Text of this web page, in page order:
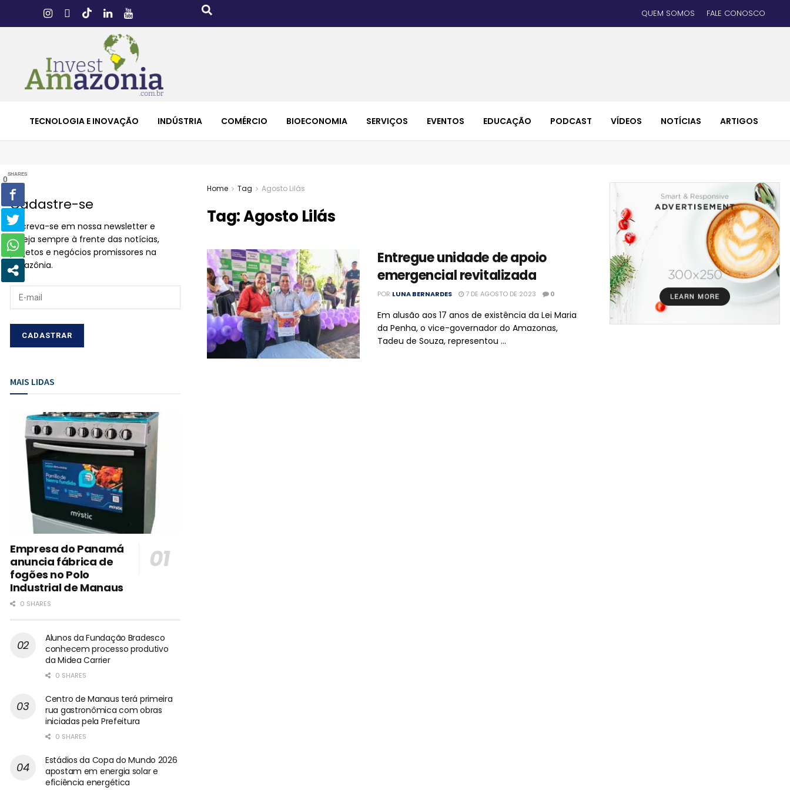
QUEM SOMOS FALE CONOSCO
TECNOLOGIA E INOVAÇÃO INDÚSTRIA COMÉRCIO BIOECONOMIA SERVIÇOS EVENTOS EDUCAÇÃO PODCAST VÍDEOS NOTÍCIAS ARTIGOS
Home Tag Agosto Lilás
Tag:Agosto Lilás
Entregue unidade de apoio
emergencial revitalizada
POR LUNA BERNARDES 7 DE AGOSTO DE 2023 0
Em alusão aos 17 anos de existência da Lei Maria
da Penha, o vice-governador do Amazonas,
Tadeu de Souza, representou ...
Cadastre-se
Inscreva-se em nossa newsletter e
esteja sempre à frente das notícias,
projetos e negócios promissores na
Amazônia.
MAIS LIDAS
Empresa do Panamá
anuncia fábrica de
fogões no Polo
Industrial de Manaus
0 SHARES
Alunos da Fundação Bradesco
conhecem processo produtivo
da Midea Carrier
0 SHARES
Centro de Manaus terá primeira
rua gastronômica com obras
iniciadas pela Prefeitura
0 SHARES
Estádios da Copa do Mundo 2026
apostam em energia solar e
eficiência energética
0
SHARES